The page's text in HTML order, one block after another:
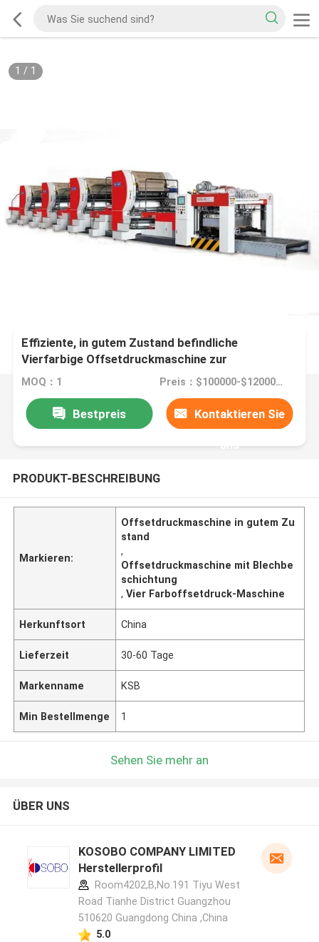
1 / 1
Effiziente, in gutem Zustand befindliche
Vierfarbige Offsetdruckmaschine zur
Beschichtung von Blechplatten
MOQ：1 Preis：$100000-$1200000
Bestpreis Kontaktieren Sie
uns
PRODUKT-BESCHREIBUNG
Markieren:
Offsetdruckmaschine in gutem Zu
stand
,
Offsetdruckmaschine mit Blechbe
schichtung
,Vier Farboffsetdruck-Maschine
Herkunftsort China
Lieferzeit 30-60 Tage
Markenname KSB
Min Bestellmenge 1
Sehen Sie mehr an
ÜBER UNS
KOSOBO COMPANY LIMITED
Herstellerprofil
Room4202,B,No.191 Tiyu West
Road Tianhe District Guangzhou
510620 Guangdong China ,China
5.0